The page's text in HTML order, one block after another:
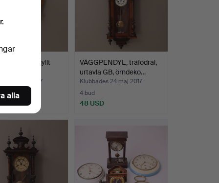
förgyllt
24 maj 2017
VÄGGPENDYL, träfodral,
urtavla GB, örndeko…
Klubbades 24 maj 2017
4 bud
48 USD
alla